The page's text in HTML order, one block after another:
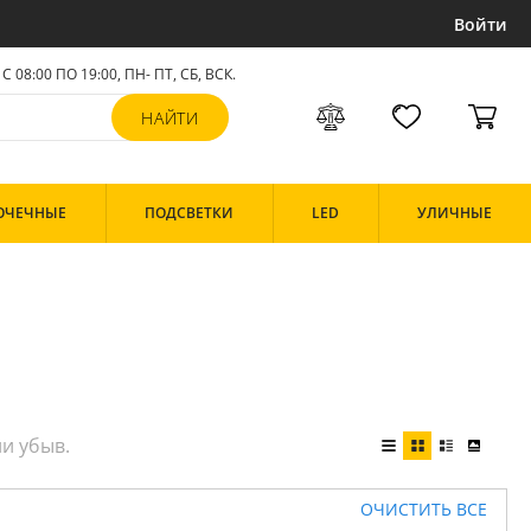
Войти
С 08:00 ПО 19:00, ПН- ПТ, СБ, ВСК.
ПОДСВЕТКИ LED УЛИЧНЫЕ
ОЧИСТИТЬ ВСЕ